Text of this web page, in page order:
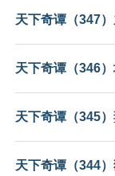
天下奇谭（347
天下奇谭（346
天下奇谭（345
天下奇谭（344